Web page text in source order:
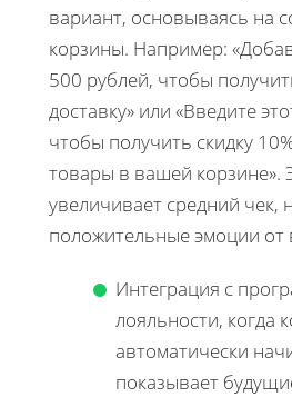
вариант, основываясь на
корзины. Например:
500 рублей, чтобы
доставку» или «Введите
чтобы получить скидку
товары в вашей корзине».
увеличивает средний чек,
положительные эмоции от
Интеграция с
лояльности, когда
автоматически
показывает